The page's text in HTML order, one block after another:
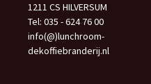
1211 CS HILVERSUM
Tel: 035 - 624 76 00
info(@)lunchroom-
dekoffiebranderij.nl